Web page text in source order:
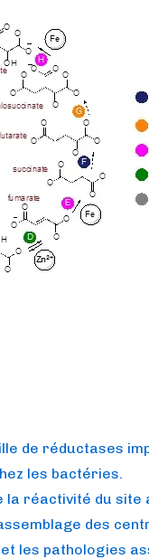
de réductases
les bactéries.
la réactivité du site
des
les pathologies